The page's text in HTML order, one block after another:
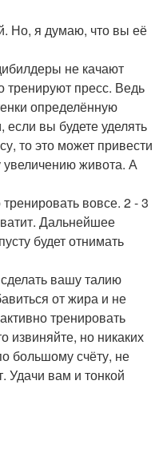
Но, я думаю, что вы её
не качают
пресс. Ведь
определённую
вы будете уделять
то это может привести
увеличению живота. А
вовсе. 2 - 3
Дальнейшее
будет отнимать
вашу талию
от жира и не
тренировать
извиняйте, но никаких
большому счёту, не
Удачи вам и тонкой